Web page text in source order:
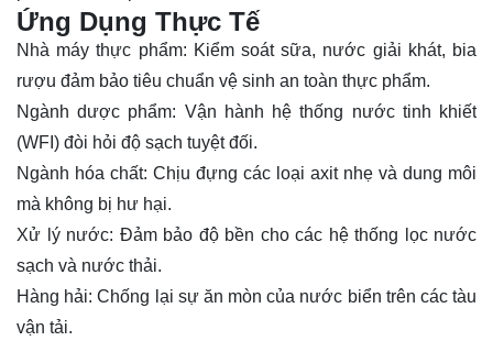
Ứng Dụng Thực Tế
Nhà máy thực phẩm: Kiểm soát sữa, nước giải khát, bia
rượu đảm bảo tiêu chuẩn vệ sinh an toàn thực phẩm.
Ngành dược phẩm: Vận hành hệ thống nước tinh khiết
(WFI) đòi hỏi độ sạch tuyệt đối.
Ngành hóa chất: Chịu đựng các loại axit nhẹ và dung môi
mà không bị hư hại.
Xử lý nước: Đảm bảo độ bền cho các hệ thống lọc nước
sạch và nước thải.
Hàng hải: Chống lại sự ăn mòn của nước biển trên các tàu
vận tải.